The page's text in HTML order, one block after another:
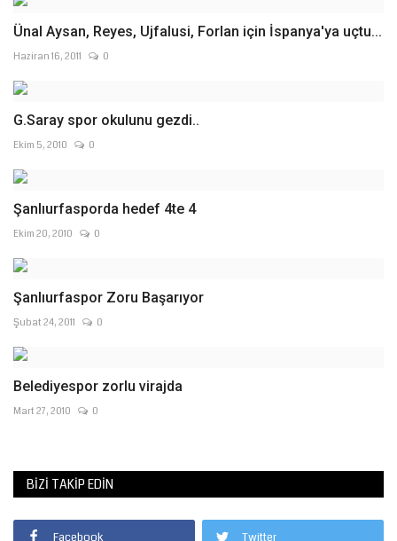
Ünal Aysan, Reyes, Ujfalusi, Forlan için İspanya'ya uçtu...
Haziran 16, 2011 0
G.Saray spor okulunu gezdi..
Ekim 5, 2010 0
Şanlıurfasporda hedef 4te 4
Ekim 20, 2010 0
Şanlıurfaspor Zoru Başarıyor
Şubat 24, 2011 0
Belediyespor zorlu virajda
Mart 27, 2010 0
BIZI TAKIP EDIN
Facebook Twitter